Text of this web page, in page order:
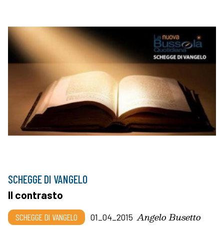
SCHEGGE DI VANGELO
Il contrasto
SCHEGGE DI VANGELO 01_04_2015 Angelo Busetto